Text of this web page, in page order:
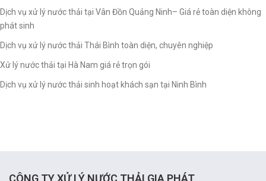
Dịch vụ xử lý nước thải tại Vân Đồn Quảng Ninh– Giá rẻ toàn diện không
phát sinh
Dịch vụ xử lý nước thải Thái Bình toàn diện, chuyên nghiệp
Xử lý nước thải tại Hà Nam giá rẻ trọn gói
Dịch vụ xử lý nước thải sinh hoạt khách sạn tại Ninh Bình
CÔNG TY XỬ LÝ NƯỚC THẢI GIA PHÁT